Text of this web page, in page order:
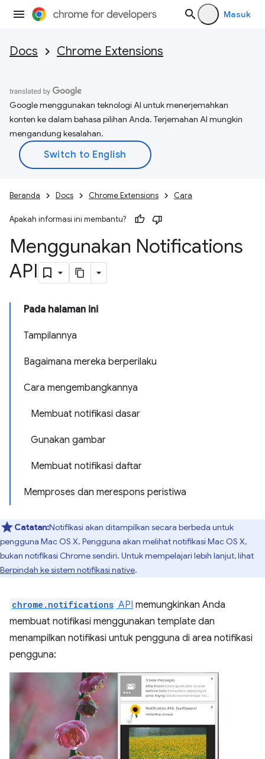
Masuk
Docs Chrome Extensions
Google menggunakan teknologi AI untuk menerjemahkan
konten ke dalam bahasa pilihan Anda. Terjemahan AI mungkin
mengandung kesalahan.
Beranda Docs Chrome Extensions Cara
Apakah informasi ini membantu?
Menggunakan Notifications
API
Pada halaman ini
Tampilannya
Bagaimana mereka berperilaku
Cara mengembangkannya
Membuat notifikasi dasar
Gunakan gambar
Membuat notifikasi daftar
Memproses dan merespons peristiwa
Catatan:Notifikasi akan ditampilkan secara berbeda untuk
pengguna Mac OS X. Pengguna akan melihat notifikasi Mac OS X,
bukan notifikasi Chrome sendiri. Untuk mempelajari lebih lanjut, lihat
Berpindah ke sistem notifikasi native.
chrome.notifications API memungkinkan Anda
membuat notifikasi menggunakan template dan
menampilkan notifikasi untuk pengguna di area notifikasi
pengguna: